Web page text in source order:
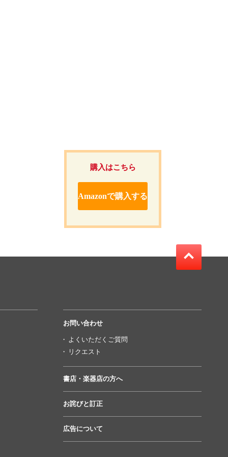
購入はこちら
Amazonで購入する
お問い合わせ
よくいただくご質問
リクエスト
書店・楽器店の方へ
お詫びと訂正
広告について